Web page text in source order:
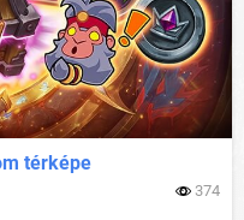
térképe
374